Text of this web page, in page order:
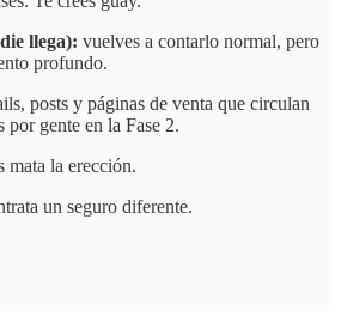
llega): vuelves a contarlo normal, pero
profundo.
posts y páginas de venta que circulan
por gente en la Fase 2.
mata la erección.
un seguro diferente.